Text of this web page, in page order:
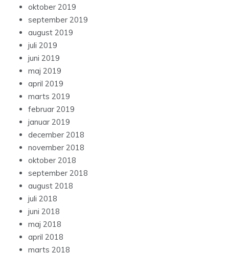
oktober 2019
september 2019
august 2019
juli 2019
juni 2019
maj 2019
april 2019
marts 2019
februar 2019
januar 2019
december 2018
november 2018
oktober 2018
september 2018
august 2018
juli 2018
juni 2018
maj 2018
april 2018
marts 2018